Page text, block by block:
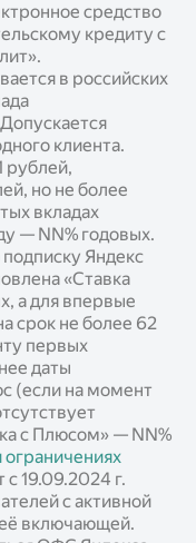
средство
кредиту с
в российских
клиента.
рублей,
но не более
вкладах
— NN% годовых.
Яндекс
«Ставка
а для впервые
срок не более 62
первых
даты
(если на момент
с Плюсом» — NN%
c 19.09.2024 г.
с активной
включающей.